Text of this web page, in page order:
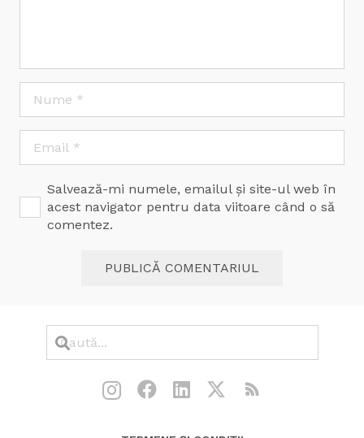
Salvează-mi numele, emailul și site-ul web în
acest navigator pentru data viitoare când o să
comentez.
PUBLICĂ COMENTARIUL